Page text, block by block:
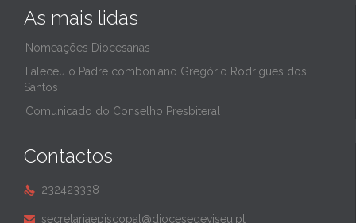
As mais lidas
Nomeações Diocesanas
Faleceu o Padre comboniano Gregório Rodrigues dos
Santos
Comunicado do Conselho Presbiteral
Contactos
 232423338
 secretariaepiscopal@diocesedeviseu.pt